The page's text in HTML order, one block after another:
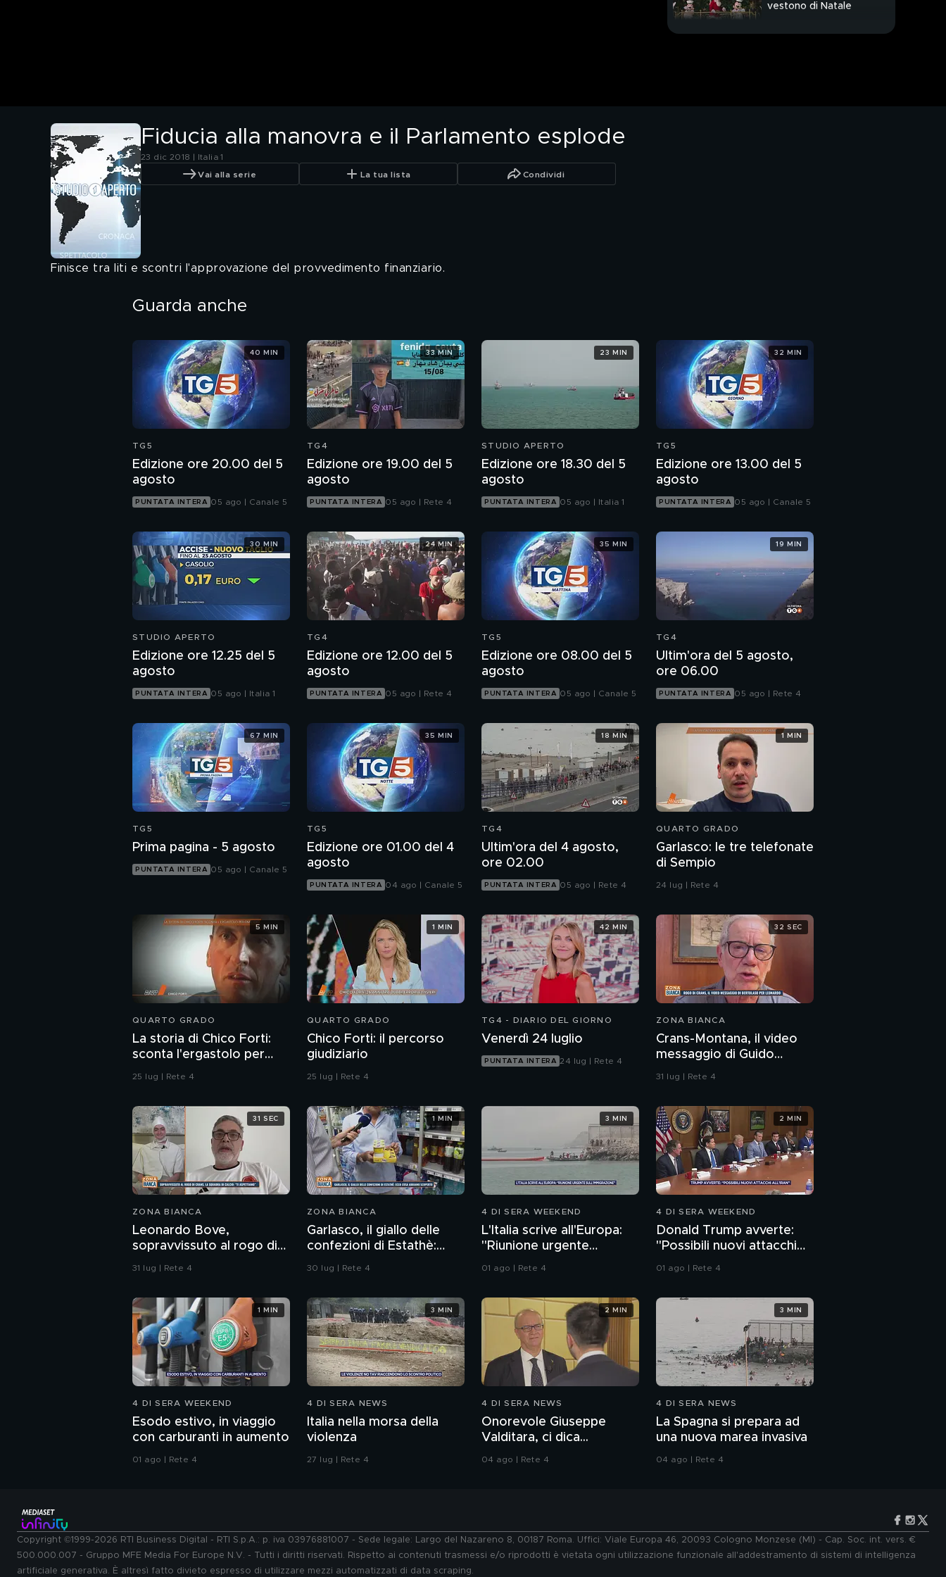
vestono di Natale
Fiducia alla manovra e il Parlamento esplode
23 dic 2018 | Italia 1
Vai alla serie La tua lista Condividi
Finisce tra liti e scontri l'approvazione del provvedimento finanziario.
Guarda anche
TG5
Edizione ore 20.00 del 5
agosto
PUNTATA INTERA 05 ago | Canale 5
40 MIN
TG4
Edizione ore 19.00 del 5
agosto
PUNTATA INTERA 05 ago | Rete 4
33 MIN
STUDIO APERTO
Edizione ore 18.30 del 5
agosto
PUNTATA INTERA 05 ago | Italia 1
23 MIN
TG5
Edizione ore 13.00 del 5
agosto
PUNTATA INTERA 05 ago | Canale 5
32 MIN
STUDIO APERTO
Edizione ore 12.25 del 5
agosto
PUNTATA INTERA 05 ago | Italia 1
30 MIN
TG4
Edizione ore 12.00 del 5
agosto
PUNTATA INTERA 05 ago | Rete 4
24 MIN
TG5
Edizione ore 08.00 del 5
agosto
PUNTATA INTERA 05 ago | Canale 5
35 MIN
TG4
Ultim'ora del 5 agosto,
ore 06.00
PUNTATA INTERA 05 ago | Rete 4
19 MIN
TG5
Prima pagina - 5 agosto
PUNTATA INTERA 05 ago | Canale 5
67 MIN
TG5
Edizione ore 01.00 del 4
agosto
PUNTATA INTERA 04 ago | Canale 5
35 MIN
TG4
Ultim'ora del 4 agosto,
ore 02.00
PUNTATA INTERA 05 ago | Rete 4
18 MIN
QUARTO GRADO
Garlasco: le tre telefonate
di Sempio
24 lug | Rete 4
1 MIN
QUARTO GRADO
La storia di Chico Forti:
sconta l'ergastolo per
omicidio
25 lug | Rete 4
5 MIN
QUARTO GRADO
Chico Forti: il percorso
giudiziario
25 lug | Rete 4
1 MIN
TG4 - DIARIO DEL GIORNO
Venerdì 24 luglio
PUNTATA INTERA 24 lug | Rete 4
42 MIN
ZONA BIANCA
Crans-Montana, il video
messaggio di Guido
Bertolaso per Leonardo
31 lug | Rete 4
32 SEC
ZONA BIANCA
Leonardo Bove,
sopravvissuto al rogo di
Crans-Montana, la
31 lug | Rete 4
31 SEC
ZONA BIANCA
Garlasco, il giallo delle
confezioni di Estathè:
ecco cosa abbiamo
30 lug | Rete 4
1 MIN
4 DI SERA WEEKEND
L'Italia scrive all'Europa:
"Riunione urgente
sull'immigrazione"
01 ago | Rete 4
3 MIN
4 DI SERA WEEKEND
Donald Trump avverte:
"Possibili nuovi attacchi
all'Iran"
01 ago | Rete 4
2 MIN
4 DI SERA WEEKEND
Esodo estivo, in viaggio
con carburanti in aumento
01 ago | Rete 4
1 MIN
4 DI SERA NEWS
Italia nella morsa della
violenza
27 lug | Rete 4
3 MIN
4 DI SERA NEWS
Onorevole Giuseppe
Valditara, ci dica...
04 ago | Rete 4
2 MIN
4 DI SERA NEWS
La Spagna si prepara ad
una nuova marea invasiva
04 ago | Rete 4
3 MIN
Copyright ©1999-2026 RTI Business Digital - RTI S.p.A.: p. iva 03976881007 - Sede legale: Largo del Nazareno 8, 00187 Roma. Uffici: Viale Europa 46, 20093 Cologno Monzese (MI) - Cap. Soc. int. vers. €
500.000.007 - Gruppo MFE Media For Europe N.V. - Tutti i diritti riservati. Rispetto ai contenuti trasmessi e/o riprodotti è vietata ogni utilizzazione funzionale all'addestramento di sistemi di intelligenza
artificiale generativa. È altresì fatto divieto espresso di utilizzare mezzi automatizzati di data scraping.